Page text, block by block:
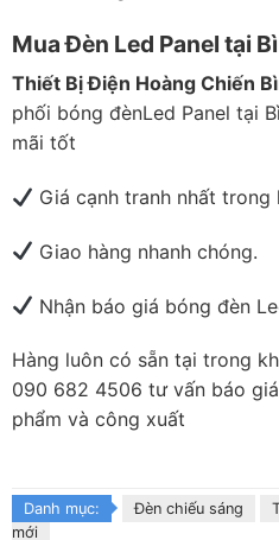
Mua Đèn Led Panel tại
Thiết Bị Điện Hoàng Chiến
phối bóng đènLed Panel tại
mãi tốt
Giá cạnh tranh nhất trong
Giao hàng nhanh chóng.
Nhận báo giá bóng đèn
Hàng luôn có sẵn tại trong
090 682 4506 tư vấn báo
phẩm và công xuất
Danh mục: Đèn chiếu sáng
mới